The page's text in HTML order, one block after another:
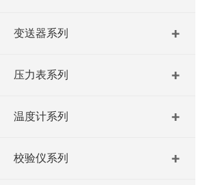
变送器系列
压力表系列
温度计系列
校验仪系列